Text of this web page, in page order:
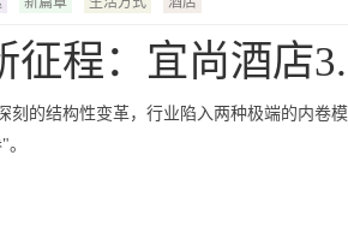
征程：宜尚酒店
刻的结构性变革，行业陷入两种极端的内卷